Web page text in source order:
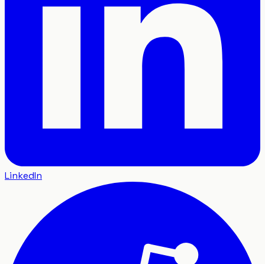
LinkedIn